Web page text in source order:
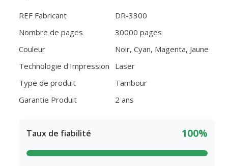
REF Fabricant
DR-3300
Nombre de pages
30000 pages
Couleur
Noir, Cyan, Magenta, Jaune
Technologie d'Impression
Laser
Type de produit
Tambour
Garantie Produit
2 ans
Taux de fiabilité 100%